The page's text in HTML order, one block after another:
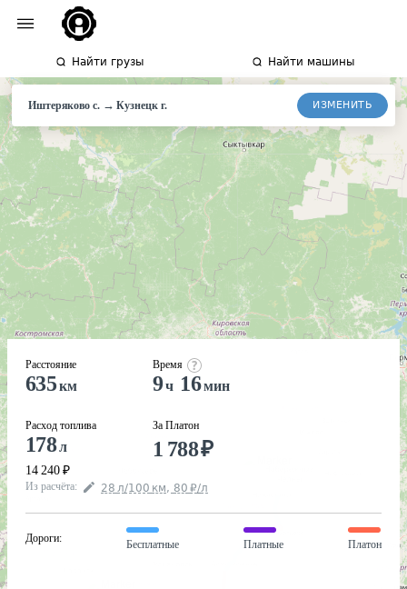
Найти грузы Найти машины
Иштеряково с.→Кузнецк г. ИЗМЕНИТЬ
Расстояние
635км
Расход топлива
178л
14 240 ₽
Время
9ч 16мин
За Платон
1 788₽
Из расчёта: 28 л/100 км, 80 ₽/л
Дороги:
Бесплатные Платные Платон